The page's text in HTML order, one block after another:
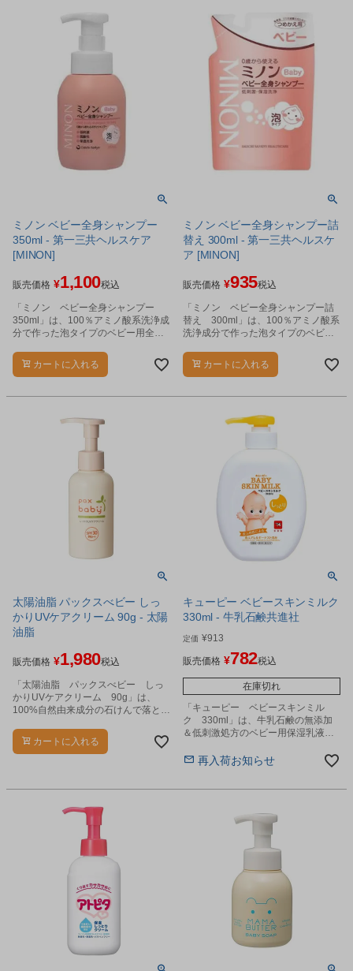
ミノン ベビー全身シャンプー
350ml - 第一三共ヘルスケア
[MINON]
販売価格 ¥1,100税込
「ミノン ベビー全身シャンプー
350ml」は、100％アミノ酸系洗浄成
分で作った泡タイプのベビー用全身
カートに入れる
ミノン ベビー全身シャンプー詰
替え 300ml - 第一三共ヘルスケ
ア [MINON]
販売価格 ¥935税込
「ミノン ベビー全身シャンプー詰
替え 300ml」は、100％アミノ酸系
洗浄成分で作った泡タイプのベビー
カートに入れる
太陽油脂 パックスべビー しっ
かりUVケアクリーム 90g - 太陽
油脂
販売価格 ¥1,980税込
「太陽油脂 パックスべビー しっ
かりUVケアクリーム 90g」は、
100%自然由来成分の石けんで落とせ
カートに入れる
キューピー ベビースキンミルク
330ml - 牛乳石鹸共進社
定価 ¥913
販売価格 ¥782税込
在庫切れ
「キューピー ベビースキンミル
ク 330ml」は、牛乳石鹸の無添加
＆低刺激処方のベビー用保湿乳液で
再入荷お知らせ